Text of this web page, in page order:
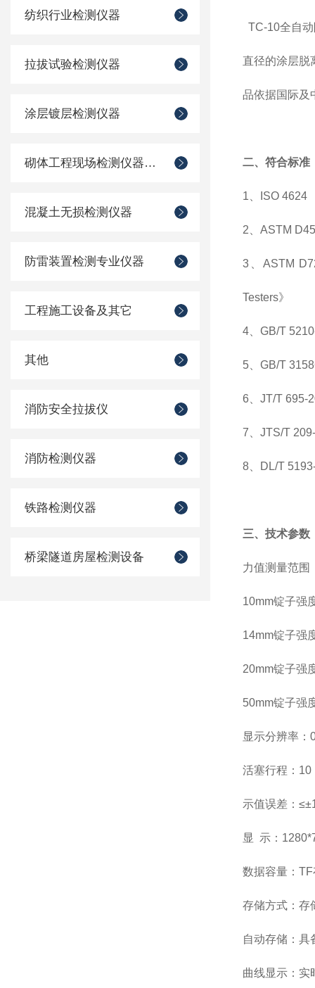
纺织行业检测仪器
拉拔试验检测仪器
涂层镀层检测仪器
砌体工程现场检测仪器仪表
混凝土无损检测仪器
防雷装置检测专业仪器
工程施工设备及其它
其他
消防安全拉拔仪
消防检测仪器
铁路检测仪器
桥梁隧道房屋检测设备
TC-10全自
直径的涂层脱
品依据国际及
二、符合标准
1、ISO 4624
2、ASTM
3、ASTM
Testers》
4、GB/T
5、GB/T
6、JT/T 695-
7、JTS/T
8、DL/T
三、技术参数
力值测量范围
10mm锭子强
14mm锭子强
20mm锭子强
50mm锭子强
显示分辨率：
活塞行程：10
示值误差：
显 示：
数据容量：
存储方式：存
自动存储：具
曲线显示：实